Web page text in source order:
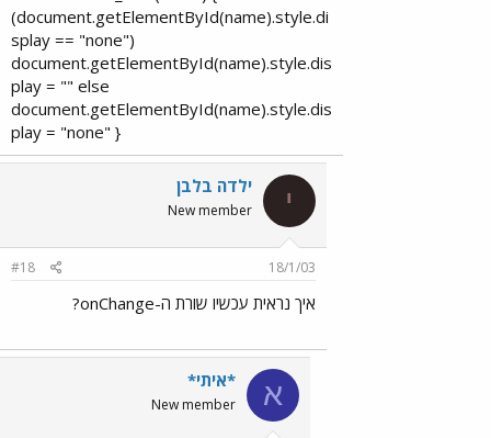
(document.getElementById(name).style.di
splay == "none")
document.getElementById(name).style.dis
play = "" else
document.getElementById(name).style.dis
play = "none" }​
י ילדה בלבן
New member
18/1/03
#18
איך נראית עכשיו שורת ה-onChange?
א *איתי*
New member